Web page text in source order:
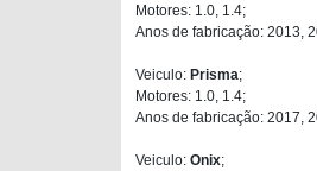
Motores: 1.0, 1.4;
Anos de fabricação: 2013,
Veiculo: Prisma;
Motores: 1.0, 1.4;
Anos de fabricação: 2017,
Veiculo: Onix;